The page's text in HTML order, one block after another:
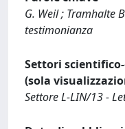
G. Weil ; Tramhalte
testimonianza
Settori
(sola
Settore L-LIN/13 -